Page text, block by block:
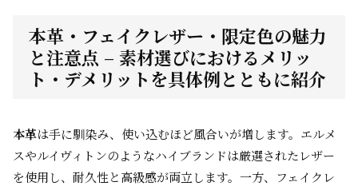
本革・フェイクレザー・限定色の魅力
と注意点 – 素材選びにおけるメリッ
ト・デメリットを具体例とともに紹介
本革は手に馴染み、使い込むほど風合いが増します。エルメ
スやルイヴィトンのようなハイブランドは厳選されたレザー
を使用し、耐久性と高級感が両立します。一方、フェイクレ